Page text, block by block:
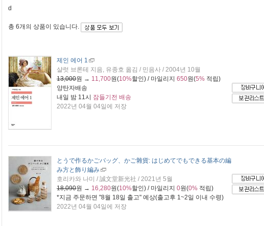
d
총 6개 의 상품이 있습니다.
제인 에어 1
샬럿 브론테 지음, 유종호 옮김 / 민음사 / 2004년 10월
13,000원 → 11,700원(10%할인) / 마일리지 650원(5% 적립)
양탄자배송
내일 밤 11시 잠들기전 배송
2022년 04월 04일에 저장
とうで作るかごバッグ、かご雜貨: はじめてでもできる基本の編
み方と飾り編み
호리카와 나미 / 誠文堂新光社 / 2021년 5월
18,090원 → 16,280원(10%할인) / 마일리지 0원(0% 적립)
*지금 주문하면 "8월 18일 출고" 예상(출고후 1~2일 이내 수령)
2022년 04월 04일에 저장